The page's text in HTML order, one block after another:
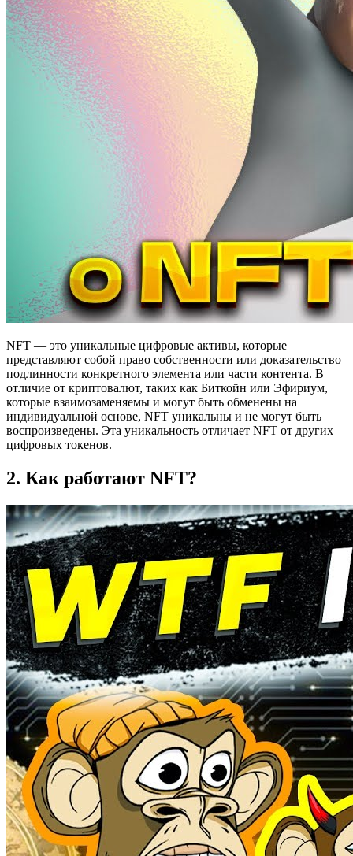
NFT — это уникальные цифровые активы, которые
представляют собой право собственности или доказательство
подлинности конкретного элемента или части контента. В
отличие от криптовалют, таких как Биткойн или Эфириум,
которые взаимозаменяемы и могут быть обменены на
индивидуальной основе, NFT уникальны и не могут быть
воспроизведены. Эта уникальность отличает NFT от других
цифровых токенов.
2. Как работают NFT?